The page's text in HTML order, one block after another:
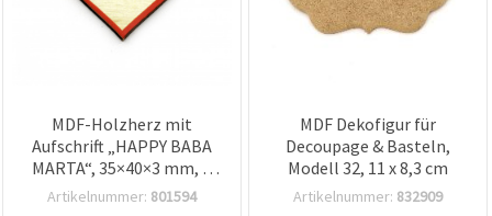
akzeptieren
MDF-Holzherz mit
Aufschrift „HAPPY BABA
MARTA“, 35×40×3 mm, 2
Stück – Bastel- & Deko-
Artikelnummer: 801594
MDF Dekofigur für
Decoupage & Basteln,
Modell 32, 11 x 8,3 cm
Artikelnummer: 832909